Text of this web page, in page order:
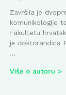
Završila je
komunikologije
Fakultetu
je doktorandica
...
Više o autoru